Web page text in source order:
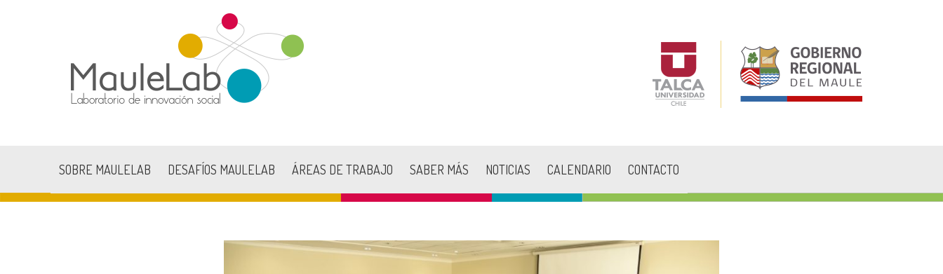
SOBRE MAULELAB DESAFÍOS MAULELAB ÁREAS DE TRABAJO SABER MÁS NOTICIAS CALENDARIO CONTACTO